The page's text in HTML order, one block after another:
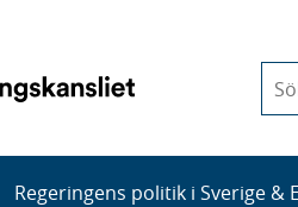
du
Regeringens politik i Sverige &